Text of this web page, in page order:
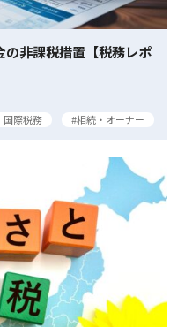
非課税措置【税務レポ
国際税務 相続・オーナー